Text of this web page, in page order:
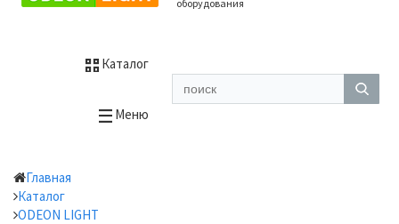
оборудования
Каталог
Меню
Главная
Каталог
ODEON LIGHT